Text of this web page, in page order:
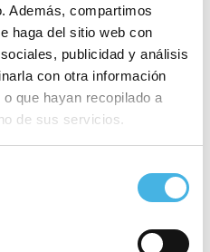
Además, compartimos
haga del sitio web con
publicidad y análisis
con otra información
que hayan recopilado a
de sus servicios.
‘+Esport a
llegará a 26.000
niñas de la
Valenciana en
en pie a Valencia